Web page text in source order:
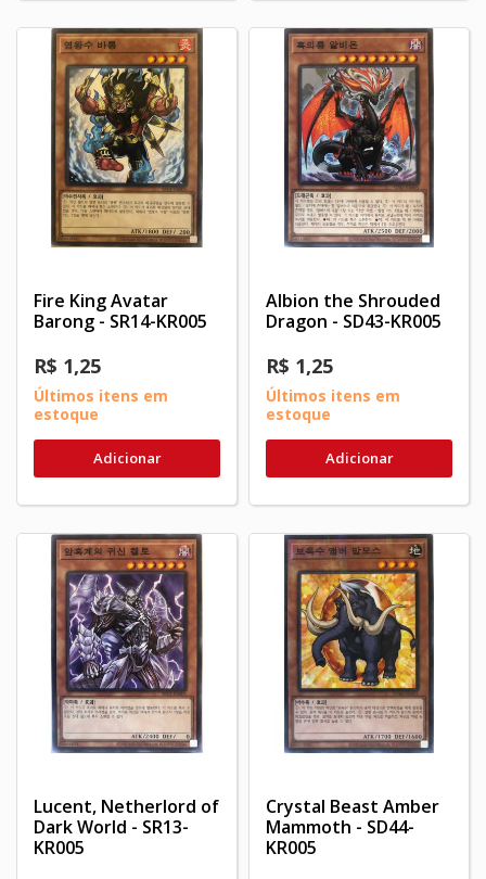
Fire King Avatar
Barong - SR14-KR005
R$ 1,25
Últimos itens em
estoque
Adicionar
Albion the Shrouded
Dragon - SD43-KR005
R$ 1,25
Últimos itens em
estoque
Adicionar
Lucent, Netherlord of
Dark World - SR13-
KR005
Crystal Beast Amber
Mammoth - SD44-
KR005